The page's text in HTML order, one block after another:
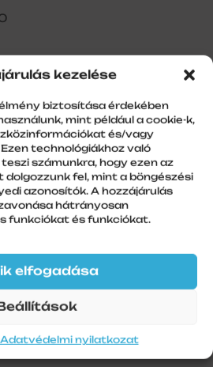
kezelése
biztosítása érdekében
mint például a cookie-k,
és/vagy
technológiákhoz való
számunkra, hogy ezen az
fel, mint a böngészési
azonosítók. A hozzájárulás
hátrányosan
funkciókat és funkciókat.
elfogadása
Adatvédelmi nyilatkozat